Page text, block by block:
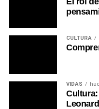
CULTURA
VIDAS